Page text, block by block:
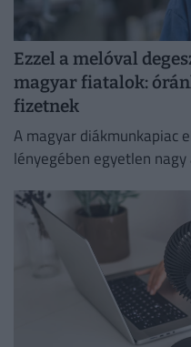
Ezzel a melóval
magyar fiatalok:
fizetnek
A magyar diákmunkapiac
lényegében egyetlen